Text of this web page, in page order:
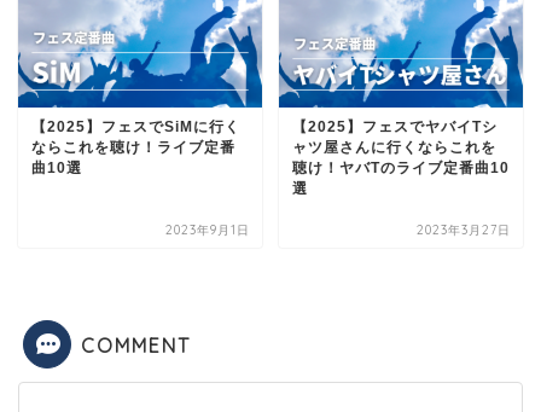
【2025】フェスでSiMに行く
ならこれを聴け！ライブ定番
曲10選
2023年9月1日
【2025】フェスでヤバイTシ
ャツ屋さんに行くならこれを
聴け！ヤバTのライブ定番曲10
選
2023年3月27日
COMMENT